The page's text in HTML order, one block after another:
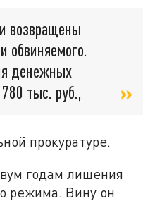
возвращены
обвиняемого.
денежных
тыс. руб.,
прокуратуре.
годам лишения
режима. Вину он